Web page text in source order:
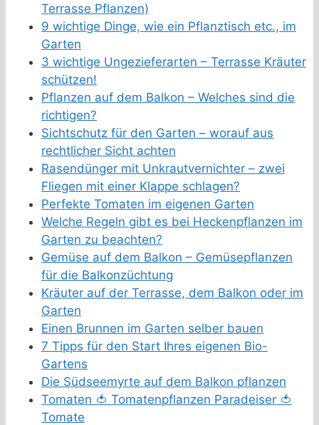
Terrasse Pflanzen)
9 wichtige Dinge, wie ein Pflanztisch etc., im
Garten
3 wichtige Ungezieferarten – Terrasse Kräuter
schützen!
Pflanzen auf dem Balkon – Welches sind die
richtigen?
Sichtschutz für den Garten – worauf aus
rechtlicher Sicht achten
Rasendünger mit Unkrautvernichter – zwei
Fliegen mit einer Klappe schlagen?
Perfekte Tomaten im eigenen Garten
Welche Regeln gibt es bei Heckenpflanzen im
Garten zu beachten?
Gemüse auf dem Balkon – Gemüsepflanzen
für die Balkonzüchtung
Kräuter auf der Terrasse, dem Balkon oder im
Garten
Einen Brunnen im Garten selber bauen
7 Tipps für den Start Ihres eigenen Bio-
Gartens
Die Südseemyrte auf dem Balkon pflanzen
Tomaten 🍅 Tomatenpflanzen Paradeiser 🍅
Tomate